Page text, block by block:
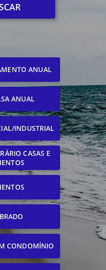
ANUAL
ANUAL
INDUSTRIAL
CASAS E
CONDOMÍNIO